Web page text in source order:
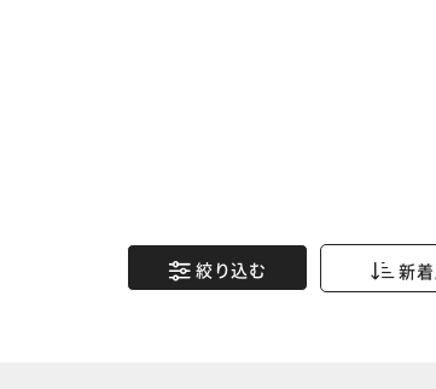
絞り込む 新